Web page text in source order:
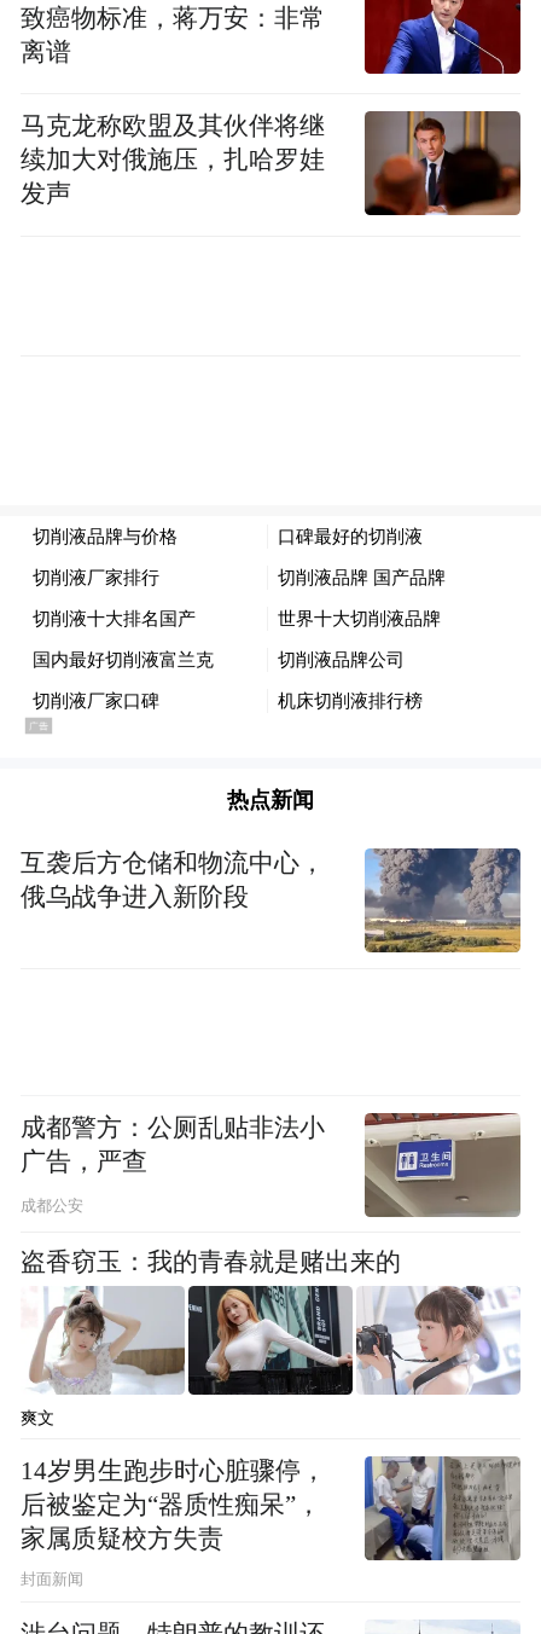
致癌物标准，蒋万安：非常
离谱
马克龙称欧盟及其伙伴将继
续加大对俄施压，扎哈罗娃
发声
热点新闻
互袭后方仓储和物流中心，
俄乌战争进入新阶段
成都警方：公厕乱贴非法小
广告，严查
成都公安
盗香窃玉：我的青春就是赌出来的
爽文
14岁男生跑步时心脏骤停，
后被鉴定为“器质性痴呆”，
家属质疑校方失责
封面新闻